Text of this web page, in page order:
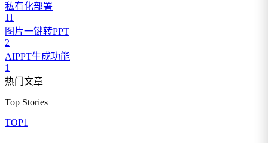
私有化部署
11
图片一键转PPT
2
AIPPT生成功能
1
热门文章
Top Stories
TOP1